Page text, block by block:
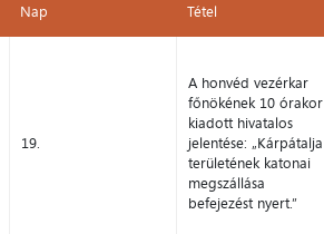
Nap Tétel
Nap Tétel
19.
A honvéd vezérkar
főnökének 10 órakor
kiadott hivatalos
jelentése: „Kárpátalja
területének katonai
megszállása
befejezést nyert.”